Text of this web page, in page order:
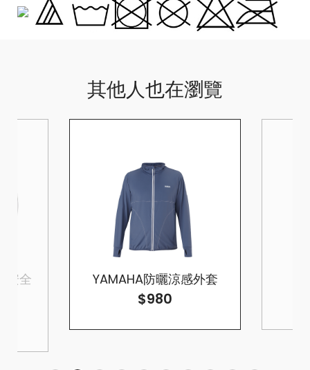
其他人也在瀏覽
安全 YAMAHA防曬涼感外套
$980